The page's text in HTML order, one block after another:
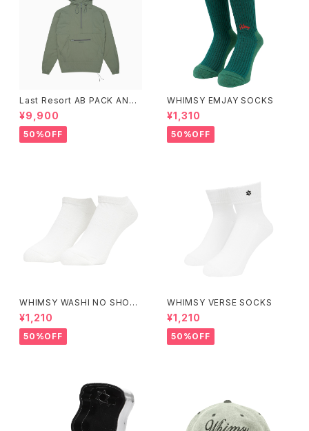
Last Resort AB PACK ANO
RAK SAGE
¥9,900
50%OFF
WHIMSY EMJAY SOCKS
¥1,310
50%OFF
WHIMSY WASHI NO SHOW
SOCKS
¥1,210
50%OFF
WHIMSY VERSE SOCKS
¥1,210
50%OFF